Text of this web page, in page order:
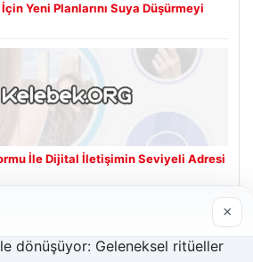
Yeni Planlarını Suya Düşürmeyi
İle Dijital İletişimin Seviyeli Adresi
×